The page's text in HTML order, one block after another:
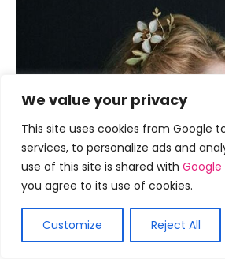
We value your privacy
This site uses cookies from Google
services, to personalize ads and
use of this site is shared with Google
you agree to its use of cookies.
Customize Reject All